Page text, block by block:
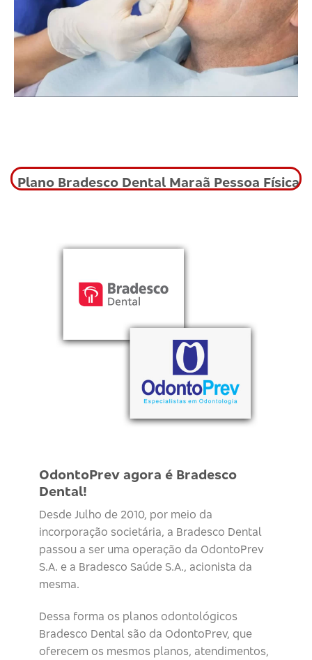
Plano Bradesco Dental Maraã Pessoa Física
OdontoPrev agora é Bradesco
Dental!
Desde Julho de 2010, por meio da
incorporação societária, a Bradesco Dental
passou a ser uma operação da OdontoPrev
S.A. e a Bradesco Saúde S.A., acionista da
mesma.
Dessa forma os planos odontológicos
Bradesco Dental são da OdontoPrev, que
oferecem os mesmos planos, atendimentos,